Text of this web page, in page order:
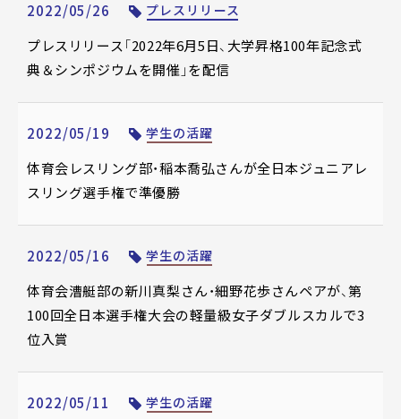
2022/05/26 プレスリリース
プレスリリース「2022年6月5日、大学昇格100年記念式
典＆シンポジウムを開催」を配信
2022/05/19 学生の活躍
体育会レスリング部・稲本喬弘さんが全日本ジュニアレ
スリング選手権で準優勝
2022/05/16 学生の活躍
体育会漕艇部の新川真梨さん・細野花歩さんペアが、第
100回全日本選手権大会の軽量級女子ダブルスカルで3
位入賞
2022/05/11 学生の活躍